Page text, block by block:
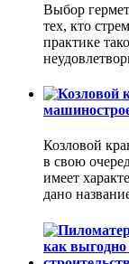
Выбор
тех, кто
практике
Козловой
в свою
имеет
дано